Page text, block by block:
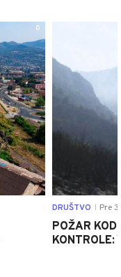
0
DRUŠTVO Pre
POŽAR KOD
KONTROLE: